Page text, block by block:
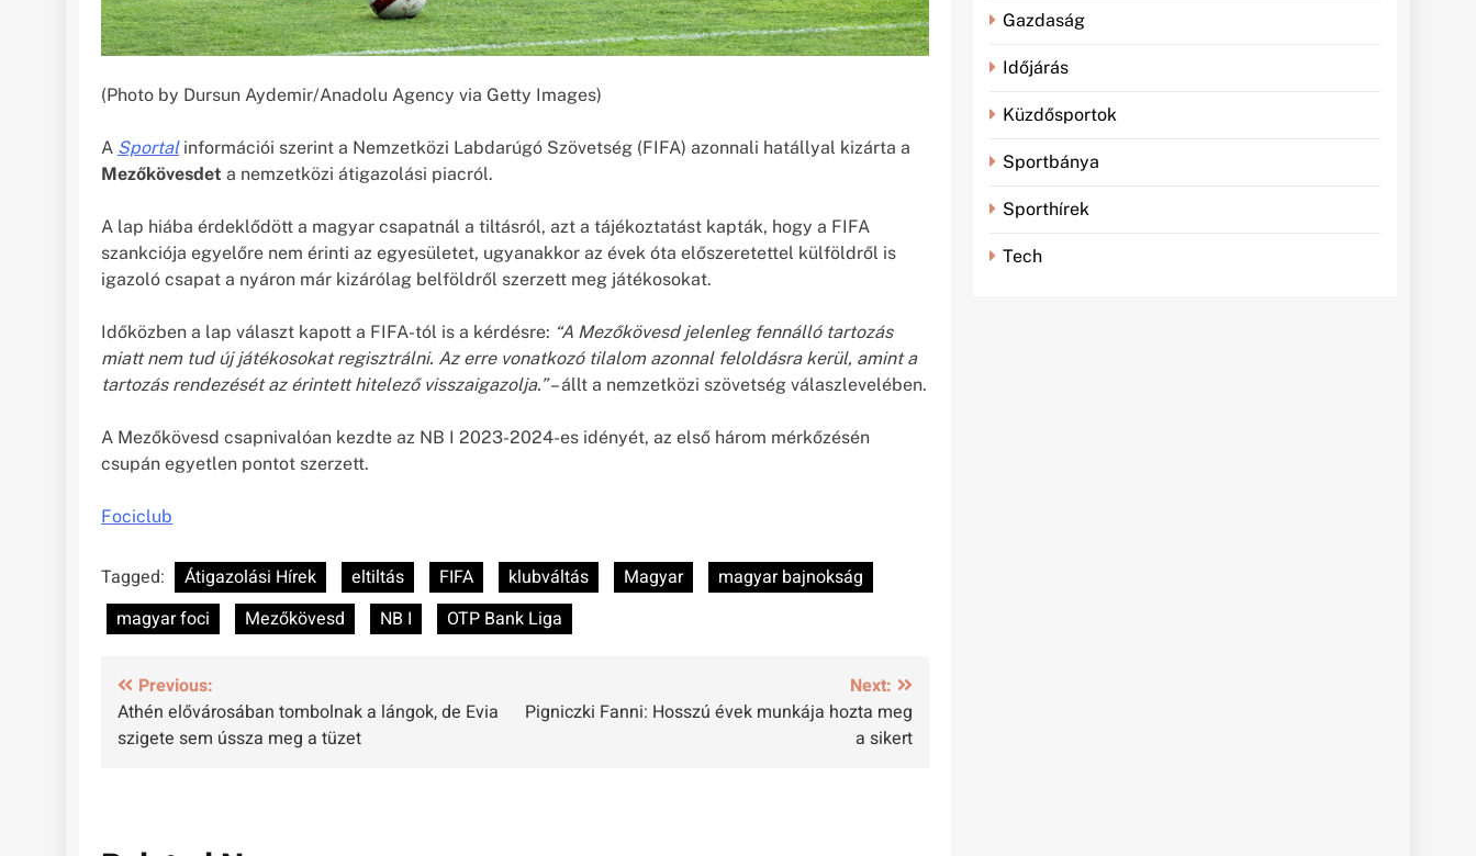
(Photo by Dursun Aydemir/Anadolu Agency via Getty Images)
A Sportalinformációi szerint a Nemzetközi Labdarúgó Szövetség (FIFA) azonnali hatállyal kizárta a
Mezőkövesdet a nemzetközi átigazolási piacról.
A lap hiába érdeklődött a magyar csapatnál a tiltásról, azt a tájékoztatást kapták, hogy a FIFA
szankciója egyelőre nem érinti az egyesületet, ugyanakkor az évek óta előszeretettel külföldről is
igazoló csapat a nyáron már kizárólag belföldről szerzett meg játékosokat.
Időközben a lap választ kapott a FIFA-tól is a kérdésre: “A Mezőkövesd jelenleg fennálló tartozás
miatt nem tud új játékosokat regisztrálni. Az erre vonatkozó tilalom azonnal feloldásra kerül, amint a
tartozás rendezését az érintett hitelező visszaigazolja.”– állt a nemzetközi szövetség válaszlevelében.
A Mezőkövesd csapnivalóan kezdte az NB I 2023-2024-es idényét, az első három mérkőzésén
csupán egyetlen pontot szerzett.
Fociclub
Tagged: Átigazolási Hírek eltiltás FIFA klubváltás Magyar
magyar bajnokság
magyar foci
Mezőkövesd NB I OTP Bank Liga
Bejegyzés
navigáció
Previous:
Athén elővárosában tombolnak a lángok, de Evia
szigete sem ússza meg a tüzet
Next:
Pigniczki Fanni: Hosszú évek munkája hozta meg
a sikert
Gazdaság
Időjárás
Küzdősportok
Sportbánya
Sporthírek
Tech